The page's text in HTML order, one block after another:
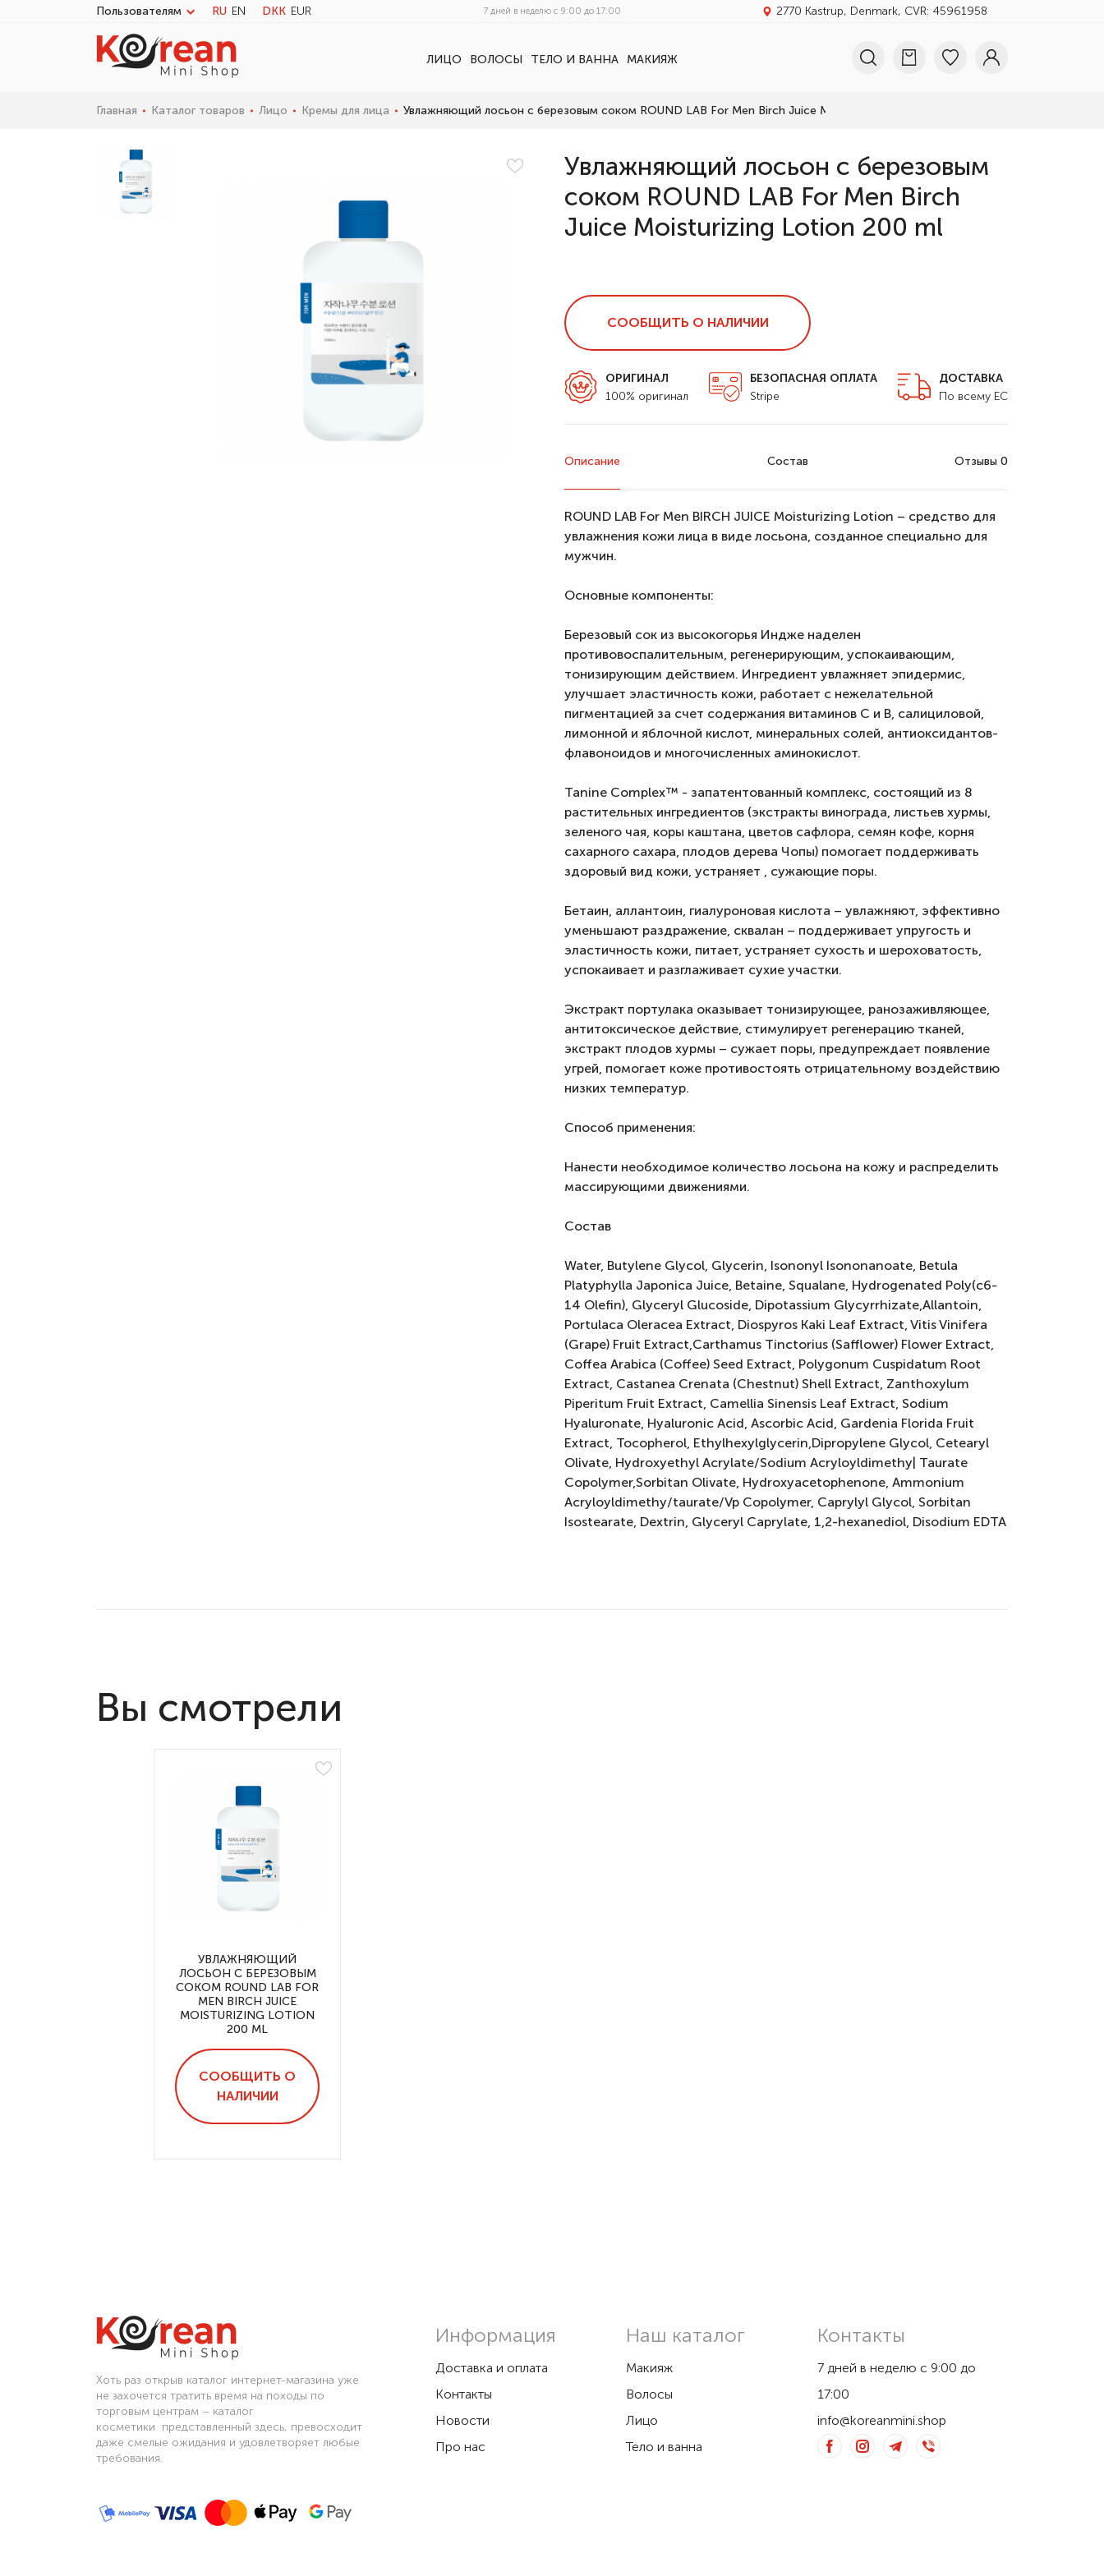
Пользователям RU EN EUR
DKK 7 дней в неделю с 9:00 до 17:00 2770 Kastrup, Denmark, CVR: 45961958
ЛИЦО ВОЛОСЫ ТЕЛО И ВАННА МАКИЯЖ
Главная Каталог товаров Лицо Кремы для лица Увлажняющий лосьон с березовым соком ROUND LAB For Men Birch Juice Moisturizing Lotion 200 ml
Увлажняющий лосьон с березовым
соком ROUND LAB For Men Birch
Juice Moisturizing Lotion 200 ml
СООБЩИТЬ О НАЛИЧИИ
ДОСТАВКА
По всему ЕС
БЕЗОПАСНАЯ ОПЛАТА
Stripe
ОРИГИНАЛ
100% оригинал
Описание Состав Отзывы 0
ROUND LAB For Men BIRCH JUICE Moisturizing Lotion – средство для
увлажнения кожи лица в виде лосьона, созданное специально для
мужчин.
Основные компоненты:
Березовый сок из высокогорья Индже наделен
противовоспалительным, регенерирующим, успокаивающим,
тонизирующим действием. Ингредиент увлажняет эпидермис,
улучшает эластичность кожи, работает с нежелательной
пигментацией за счет содержания витаминов С и В, салициловой,
лимонной и яблочной кислот, минеральных солей, антиоксидантов-
флавоноидов и многочисленных аминокислот.
Tanine Complex™ - запатентованный комплекс, состоящий из 8
растительных ингредиентов (экстракты винограда, листьев хурмы,
зеленого чая, коры каштана, цветов сафлора, семян кофе, корня
сахарного сахара, плодов дерева Чопы) помогает поддерживать
здоровый вид кожи, устраняет , сужающие поры.
Бетаин, аллантоин, гиалуроновая кислота – увлажняют, эффективно
уменьшают раздражение, сквалан – поддерживает упругость и
эластичность кожи, питает, устраняет сухость и шероховатость,
успокаивает и разглаживает сухие участки.
Экстракт портулака оказывает тонизирующее, ранозаживляющее,
антитоксическое действие, стимулирует регенерацию тканей,
экстракт плодов хурмы – сужает поры, предупреждает появление
угрей, помогает коже противостоять отрицательному воздействию
низких температур.
Способ применения:
Нанести необходимое количество лосьона на кожу и распределить
массирующими движениями.
Состав
Water, Butylene Glycol, Glycerin, Isononyl Isononanoate, Betula
Platyphylla Japonica Juice, Betaine, Squalane, Hydrogenated Poly(c6-
14 Olefin), Glyceryl Glucoside, Dipotassium Glycyrrhizate,Allantoin,
Portulaca Oleracea Extract, Diospyros Kaki Leaf Extract, Vitis Vinifera
(Grape) Fruit Extract,Carthamus Tinctorius (Safflower) Flower Extract,
Coffea Arabica (Coffee) Seed Extract, Polygonum Cuspidatum Root
Extract, Castanea Crenata (Chestnut) Shell Extract, Zanthoxylum
Piperitum Fruit Extract, Camellia Sinensis Leaf Extract, Sodium
Hyaluronate, Hyaluronic Acid, Ascorbic Acid, Gardenia Florida Fruit
Extract, Tocopherol, Ethylhexylglycerin,Dipropylene Glycol, Cetearyl
Olivate, Hydroxyethyl Acrylate/Sodium Acryloyldimethy| Taurate
Copolymer,Sorbitan Olivate, Hydroxyacetophenone, Ammonium
Acryloyldimethy/taurate/Vp Copolymer, Caprylyl Glycol, Sorbitan
Isostearate, Dextrin, Glyceryl Caprylate, 1,2-hexanediol, Disodium EDTA
Вы смотрели
УВЛАЖНЯЮЩИЙ
ЛОСЬОН С БЕРЕЗОВЫМ
СОКОМ ROUND LAB FOR
MEN BIRCH JUICE
MOISTURIZING LOTION
200 ML
СООБЩИТЬ О
НАЛИЧИИ
Хоть раз открыв каталог интернет-магазина уже
не захочется тратить время на походы по
торговым центрам – каталог
косметики представленный здесь, превосходит
даже смелые ожидания и удовлетворяет любые
требования.
Информация
Доставка и оплата
Контакты
Новости
Про нас
Наш каталог
Макияж
Волосы
Лицо
Тело и ванна
Контакты
7 дней в неделю с 9:00 до
17:00
info@koreanmini.shop